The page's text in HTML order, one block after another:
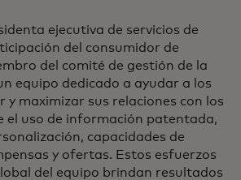
ejecutiva de servicios de
del consumidor de
del comité de gestión de la
equipo dedicado a ayudar a los
y maximizar sus relaciones con los
el uso de información patentada,
capacidades de
y ofertas. Estos esfuerzos
del equipo brindan resultados